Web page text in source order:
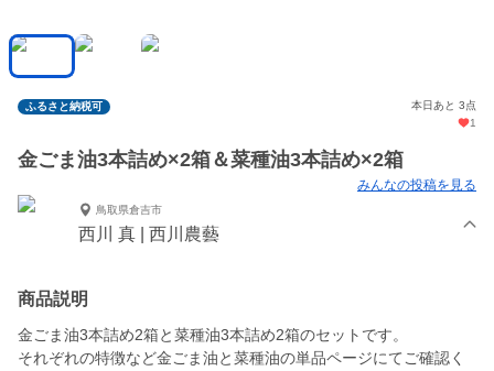
ふるさと納税可
本日あと 3点
1
金ごま油3本詰め×2箱＆菜種油3本詰め×2箱
みんなの投稿を見る
鳥取県倉吉市
西川 真 | 西川農藝
商品説明
金ごま油3本詰め2箱と菜種油3本詰め2箱のセットです。
それぞれの特徴など金ごま油と菜種油の単品ページにてご確認く